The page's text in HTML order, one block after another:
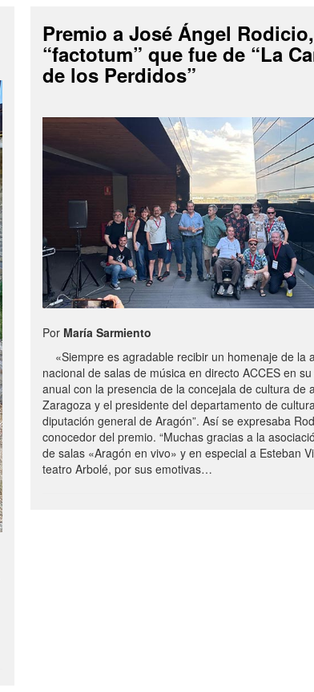
Premio a José Ángel Rodicio,
“factotum” que fue de “La
de los Perdidos”
Por María Sarmiento
«Siempre es agradable recibir un homenaje de la
nacional de salas de música en directo ACCES en
anual con la presencia de la concejala de cultura de
Zaragoza y el presidente del departamento de
diputación general de Aragón”. Así se expresaba
conocedor del premio. “Muchas gracias a la
de salas «Aragón en vivo» y en especial a Esteban
teatro Arbolé, por sus emotivas…